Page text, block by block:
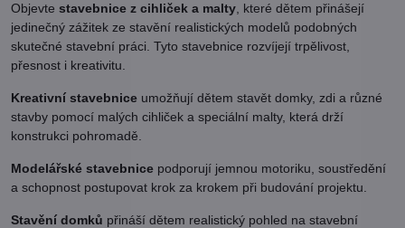
Objevte stavebnice z cihliček a malty , které dětem přinášejí
jedinečný zážitek ze stavění realistických modelů podobných
skutečné stavební práci. Tyto stavebnice rozvíjejí trpělivost,
přesnost i kreativitu.
Kreativní stavebnice umožňují dětem stavět domky, zdi a různé
stavby pomocí malých cihliček a speciální malty, která drží
konstrukci pohromadě.
Modelářské stavebnice podporují jemnou motoriku, soustředění
a schopnost postupovat krok za krokem při budování projektu.
Stavění domků přináší dětem realistický pohled na stavební